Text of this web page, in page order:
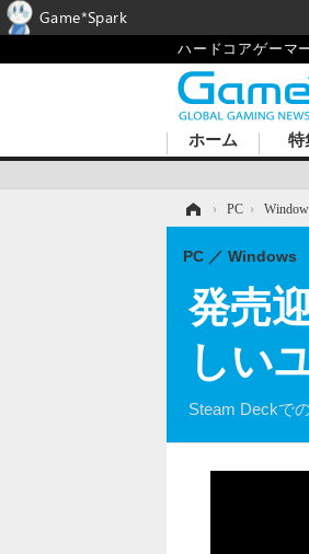
ハードコアゲーマ
ホーム 特
› PC ›
発売
しい
Steam Deckで
PC Windows
Game*Spark